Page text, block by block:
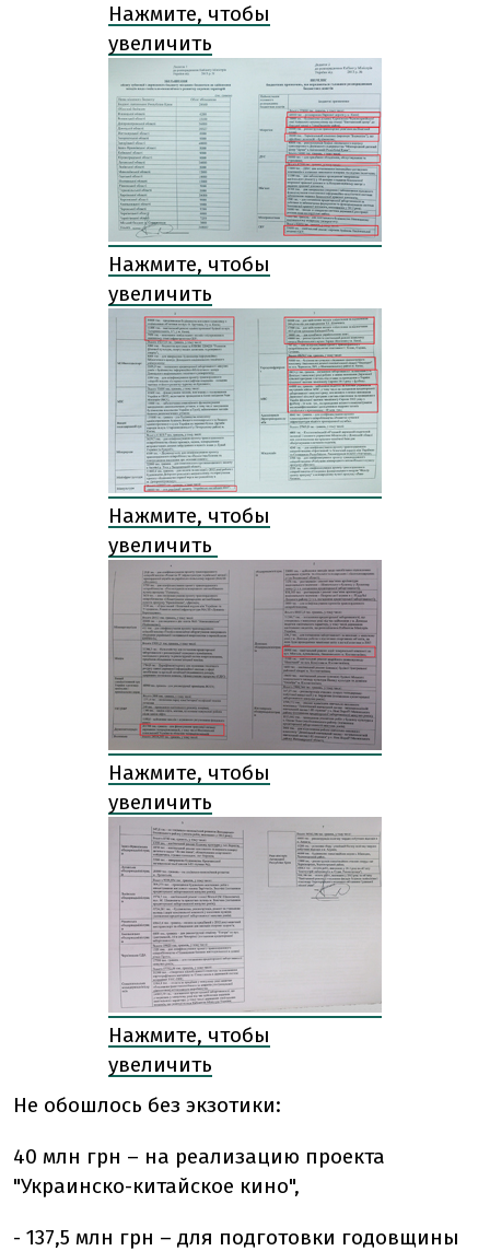
Нажмите, чтобы
увеличить
Нажмите, чтобы
увеличить
Нажмите, чтобы
увеличить
Нажмите, чтобы
увеличить
Нажмите, чтобы
увеличить
Не обошлось без экзотики:
40 млн грн – на реализацию проекта
"Украинско-китайское кино",
- 137,5 млн грн – для подготовки годовщины